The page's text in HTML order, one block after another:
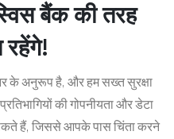
बैंक की तरह
रहेंगे!
के अनुरूप है, और हम सख्त सुरक्षा
की गोपनीयता और डेटा
हैं, जिससे आपके पास चिंता करने